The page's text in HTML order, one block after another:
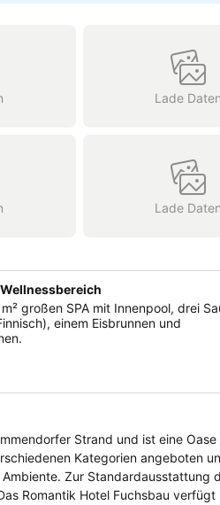
Lade Daten
Lade Daten
großen SPA mit Innenpool, drei
einem Eisbrunnen und
Strand und ist eine Oase
Zur Standardausstattung